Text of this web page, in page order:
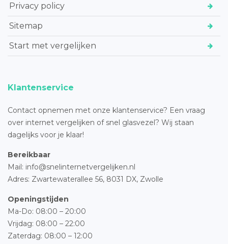
Privacy policy
Sitemap
Start met vergelijken
Klantenservice
Contact opnemen met onze klantenservice? Een vraag
over internet vergelijken of snel glasvezel? Wij staan
dagelijks voor je klaar!
Bereikbaar
Mail: info@snelinternetvergelijken.nl
Adres: Zwartewaterallee 56, 8031 DX, Zwolle
Openingstijden
Ma-Do: 08:00 – 20:00
Vrijdag: 08:00 – 22:00
Zaterdag: 08:00 – 12:00